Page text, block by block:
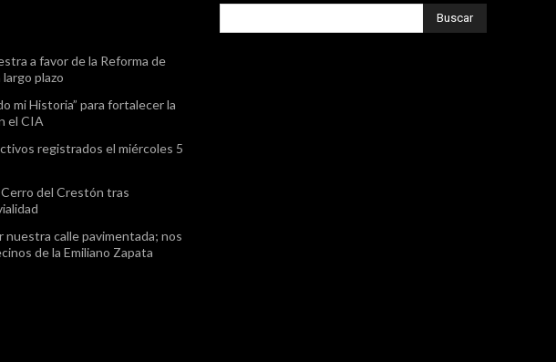
a favor de la Reforma de
plazo
mi Historia” para fortalecer la
el CIA
registrados el miércoles 5
del Crestón tras
nuestra calle pavimentada; nos
de la Emiliano Zapata
Buscar